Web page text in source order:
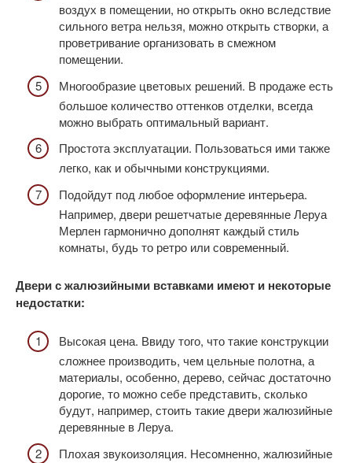
воздух в помещении, но открыть окно вследствие
сильного ветра нельзя, можно открыть створки, а
проветривание организовать в смежном
помещении.
Многообразие цветовых решений. В продаже есть
большое количество оттенков отделки, всегда
можно выбрать оптимальный вариант.
Простота эксплуатации. Пользоваться ими также
легко, как и обычными конструкциями.
Подойдут под любое оформление интерьера.
Например, двери решетчатые деревянные Леруа
Мерлен гармонично дополнят каждый стиль
комнаты, будь то ретро или современный.
Двери с жалюзийными вставками имеют и некоторые
недостатки:
Высокая цена. Ввиду того, что такие конструкции
сложнее производить, чем цельные полотна, а
материалы, особенно, дерево, сейчас достаточно
дорогие, то можно себе представить, сколько
будут, например, стоить такие двери жалюзийные
деревянные в Леруа.
Плохая звукоизоляция. Несомненно, жалюзийные